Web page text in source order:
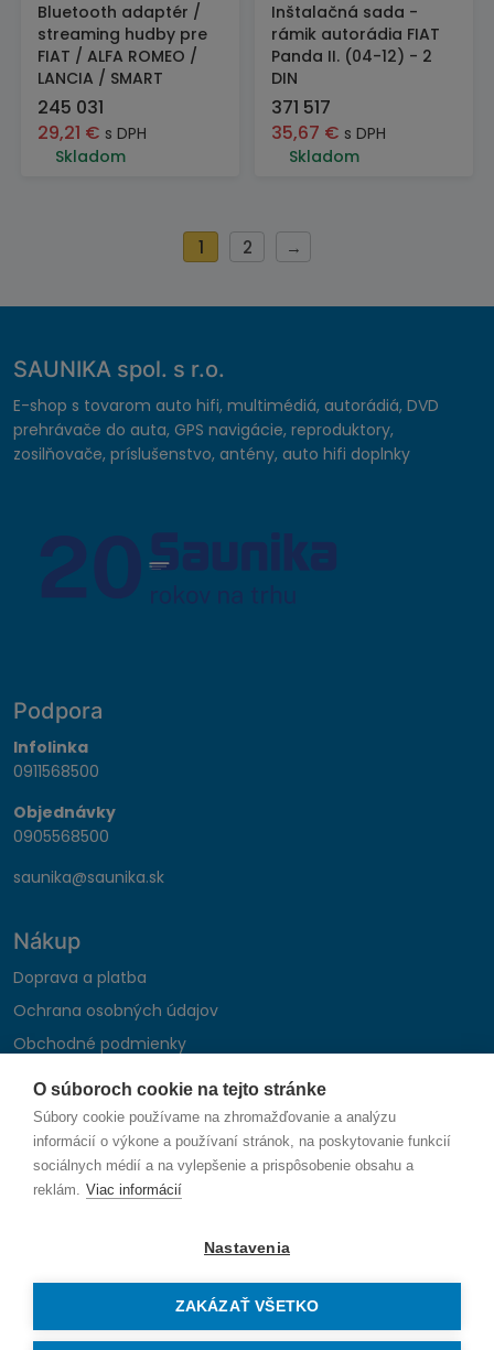
O súboroch cookie na tejto stránke
Súbory cookie používame na zhromažďovanie a analýzu
informácií o výkone a používaní stránok, na poskytovanie funkcií
sociálnych médií a na vylepšenie a prispôsobenie obsahu a
reklám. Viac informácií
Nastavenia
ZAKÁZAŤ VŠETKO
Bluetooth adaptér /
streaming hudby pre
FIAT / ALFA ROMEO /
LANCIA / SMART
245 031
29,21 € s DPH
Skladom
Inštalačná sada -
rámik autorádia FIAT
Panda II. (04-12) - 2
DIN
371 517
35,67 € s DPH
Skladom
1 2 →
SAUNIKA spol. s r.o.
E-shop s tovarom auto hifi, multimédiá, autorádiá, DVD
prehrávače do auta, GPS navigácie, reproduktory,
zosilňovače, príslušenstvo, antény, auto hifi doplnky
Podpora
Infolinka
0911568500
Objednávky
0905568500
saunika@saunika.sk
Nákup
Doprava a platba
Ochrana osobných údajov
Obchodné podmienky
Reklamačný poriadok
Montáž autohifi
Formulár na odstúpenie od zmluvy
Sledujte nás
Vytvorené na mieru oddenva.sk